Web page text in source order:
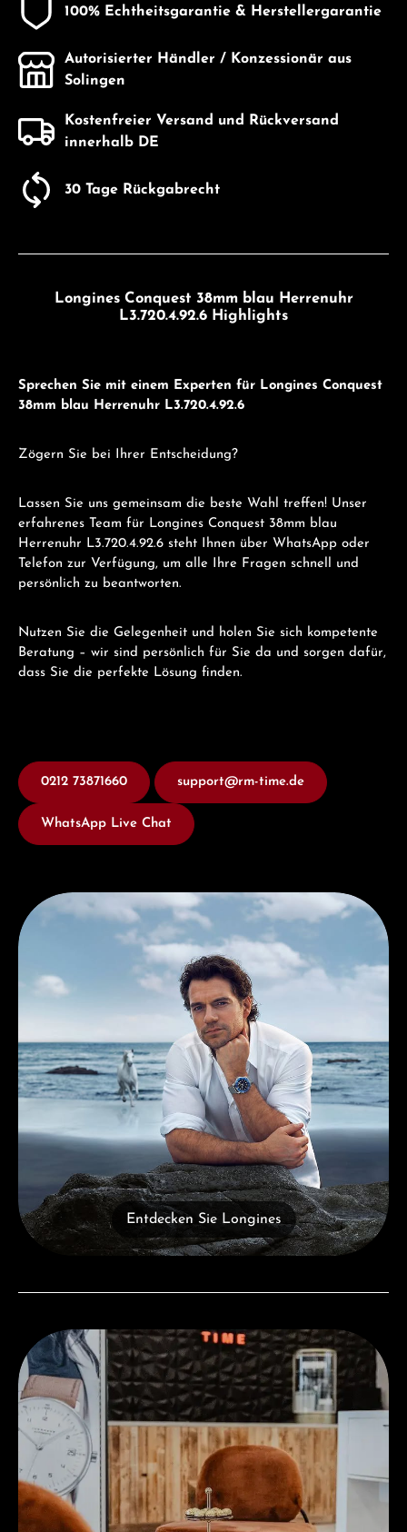
100% Echtheitsgarantie & Herstellergarantie
Autorisierter Händler / Konzessionär aus
Solingen
Kostenfreier Versand und Rückversand
innerhalb DE
30 Tage Rückgabrecht
Longines Conquest 38mm blau Herrenuhr
L3.720.4.92.6 Highlights
Sprechen Sie mit einem Experten für Longines Conquest
38mm blau Herrenuhr L3.720.4.92.6
Zögern Sie bei Ihrer Entscheidung?
Lassen Sie uns gemeinsam die beste Wahl treffen! Unser
erfahrenes Team für Longines Conquest 38mm blau
Herrenuhr L3.720.4.92.6 steht Ihnen über WhatsApp oder
Telefon zur Verfügung, um alle Ihre Fragen schnell und
persönlich zu beantworten.
Nutzen Sie die Gelegenheit und holen Sie sich kompetente
Beratung – wir sind persönlich für Sie da und sorgen dafür,
dass Sie die perfekte Lösung finden.
0212 73871660 support@rm-time.de
WhatsApp Live Chat
Entdecken Sie Longines
Entdecken Sie Longines
Besuchen Sie uns